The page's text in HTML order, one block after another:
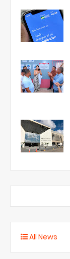
All News